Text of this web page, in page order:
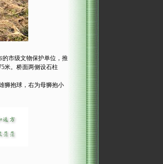
市级文物保护单位，推
米。桥面两侧设石柱
狮抱球，右为母狮抱小